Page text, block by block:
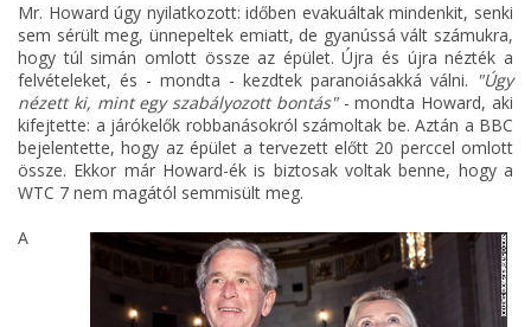
Mr. Howard úgy nyilatkozott: időben evakuáltak mindenkit, senki
sem sérült meg, ünnepeltek emiatt, de gyanússá vált számukra,
hogy túl simán omlott össze az épület. Újra és újra nézték a
felvételeket, és - mondta - kezdtek paranoiásakká válni. "Úgy
nézett ki, mint egy szabályozott bontás"- mondta Howard, aki
kifejtette: a járókelők robbanásokról számoltak be. Aztán a BBC
bejelentette, hogy az épület a tervezett előtt 20 perccel omlott
össze. Ekkor már Howard-ék is biztosak voltak benne, hogy a
WTC 7 nem magától semmisült meg.
A